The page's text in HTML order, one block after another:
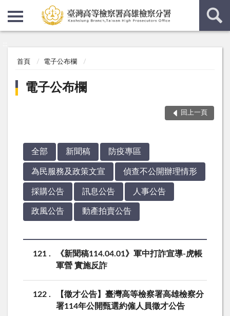
首頁 電子公布欄
電子公布欄
回上一頁
全部 新聞稿 防疫專區
為民服務及政策文宣 偵查不公開辦理情形
採購公告 訊息公告 人事公告
政風公告 動產拍賣公告
121
《新聞稿114.04.01》軍中打詐宣導-虎帳
軍營 實施反詐
122
【徵才公告】臺灣高等檢察署高雄檢察分
署114年公開甄選約僱人員徵才公告